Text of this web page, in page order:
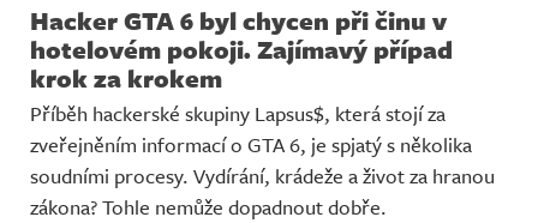
Hacker GTA 6 byl chycen při činu v
hotelovém pokoji. Zajímavý případ
krok za krokem
Příběh hackerské skupiny Lapsus$, která stojí za
zveřejněním informací o GTA 6, je spjatý s několika
soudními procesy. Vydírání, krádeže a život za hranou
zákona? Tohle nemůže dopadnout dobře.